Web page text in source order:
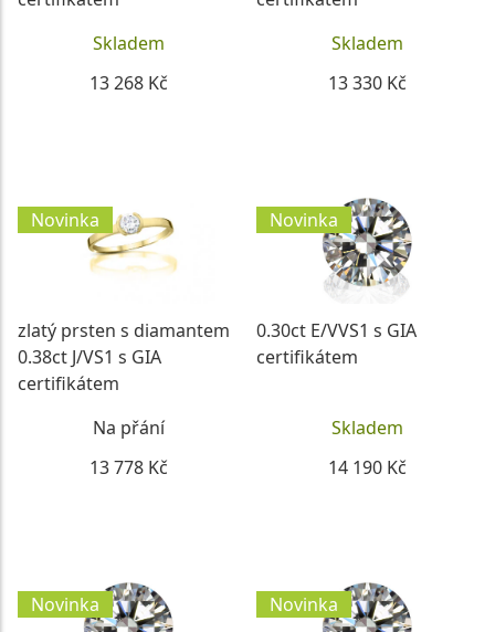
Skladem
13 268 Kč
Skladem
13 330 Kč
Novinka
zlatý prsten s diamantem
0.38ct J/VS1 s GIA
certifikátem
Na přání
13 778 Kč
Novinka
0.30ct E/VVS1 s GIA
certifikátem
Skladem
14 190 Kč
Novinka Novinka